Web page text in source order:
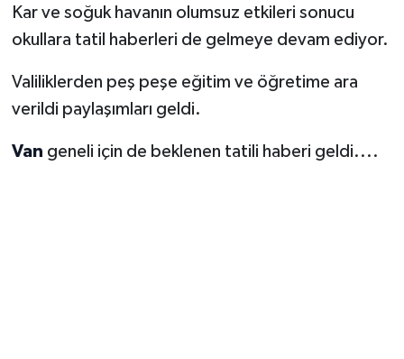
Kar ve soğuk havanın olumsuz etkileri sonucu
okullara tatil haberleri de gelmeye devam ediyor.
Valiliklerden peş peşe eğitim ve öğretime ara
verildi paylaşımları geldi.
Van geneli için de beklenen tatili haberi geldi....